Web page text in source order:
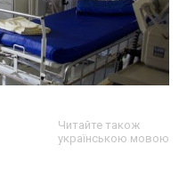
Читайте також
українською мовою